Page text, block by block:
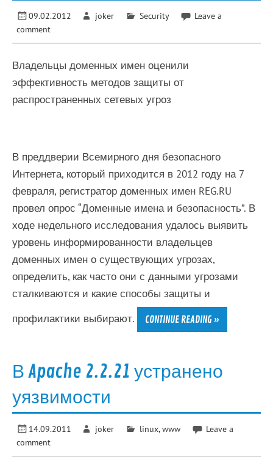
09.02.2012 joker Security
Leave a
comment
Владельцы доменных имен оценили
эффективность методов защиты от
распространенных сетевых угроз
В преддверии Всемирного дня безопасного
Интернета, который приходится в 2012 году на 7
февраля, регистратор доменных имен REG.RU
провел опрос “Доменные имена и безопасность”. В
ходе недельного исследования удалось выявить
уровень информированности владельцев
доменных имен о существующих угрозах,
определить, как часто они с данными угрозами
сталкиваются и какие способы защиты и
профилактики выбирают.
CONTINUE READING »
В Apache 2.2.21 устранено
уязвимости
14.09.2011 joker linux,www
Leave a
comment